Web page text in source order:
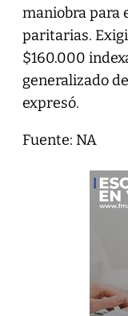
maniobra para
paritarias.
$160.000
generalizado
expresó.
Fuente: NA